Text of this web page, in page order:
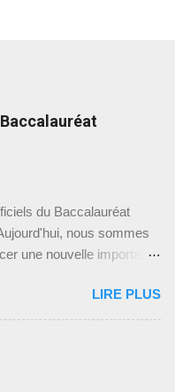
du Baccalauréat
nous sommes
une nouvelle importante
l'Éducation Nationale et de
(MENFP), par le
(BCOM),
Unique,
LIRE PLUS